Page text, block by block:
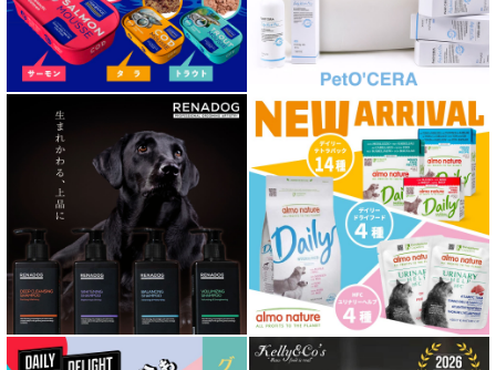
胃腸ケア対応 フード for DOG
口腔内・喉ケア対応商品 犬用
心臓ケア対応ドッグフード
皮膚・被毛ケア対応 フード for DOG
低脂肪 ドライフード for DOG